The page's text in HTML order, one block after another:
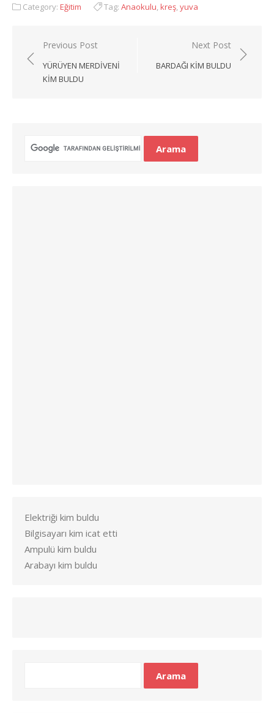
Category: Eğitim Tag: Anaokulu,kreş,yuva
Yazı
gezinmesi
Previous Post
YÜRÜYEN MERDIVENI
KIM BULDU
Next Post
BARDAĞI KIM BULDU
Elektriği kim buldu
Bilgisayarı kim icat etti
Ampulü kim buldu
Arabayı kim buldu